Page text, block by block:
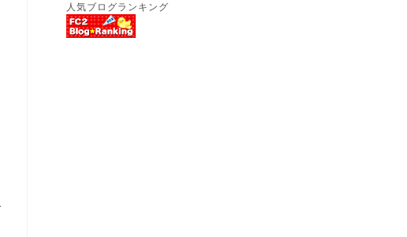
人気ブログランキング